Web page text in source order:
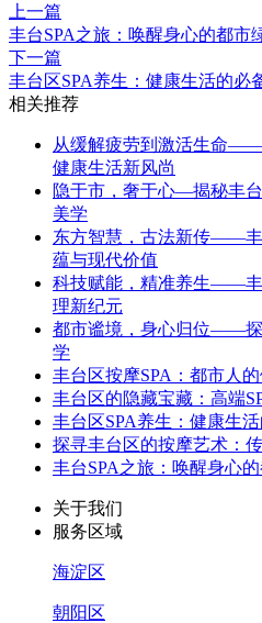
上一篇
丰台SPA之旅：唤醒身心的都市
下一篇
丰台区SPA养生：健康生活的必
相关推荐
从缓解疲劳到激活生命——
健康生活新风尚
隐于市，奢于心—揭秘丰
美学
东方智慧，古法新传——丰
蕴与现代价值
科技赋能，精准养生——丰
理新纪元
都市谧境，身心归位——探
学
丰台区按摩SPA：都市人
丰台区的隐藏宝藏：高端
丰台区SPA养生：健康生
探寻丰台区的按摩艺术：
丰台SPA之旅：唤醒身心
关于我们
服务区域
海淀区
朝阳区